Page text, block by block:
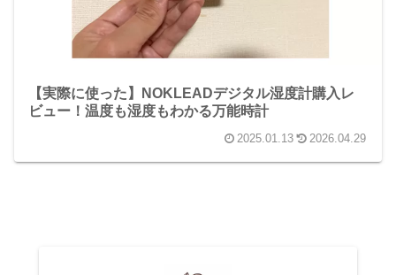
【実際に使った】NOKLEADデジタル湿度計購入レ
ビュー！温度も湿度もわかる万能時計
2025.01.13 2026.04.29